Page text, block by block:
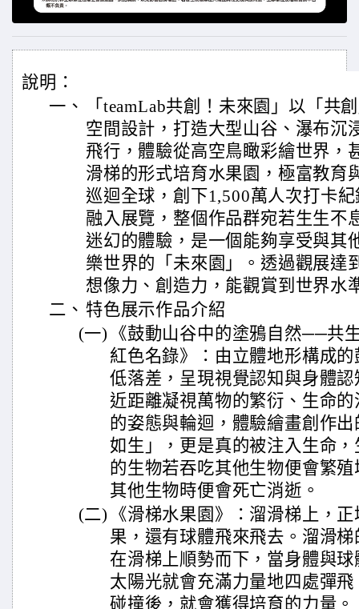
說明：
一、
「teamLab共創！未來園」以「共
空間設計，打造大型山谷、瀑布沉
飛行，體驗從高空鳥瞰彩繪世界，
滑梯的形式培育水果園，極富教育
巡迴全球，創下1,500萬人次打卡
融入展覽，整個作品群宛若生生不
迷幻的體驗，是一個能夠享受與其
樂世界的「未來園」。透過觀展達
想像力、創造力，能觀賞到世界水
二、 特色展示作品介紹
(一)
《鼓動山谷中的塗鴉自然──共
紅色名錄》：由立體地形構成
低落差，呈現視覺認知與身體
近距離凝視萬物的繁衍、生命
的姿態與輪迴，體驗繪畫創作
如生」，更是真的被注入生命
的生物若吞吃其他生物便會繁
其他生物時便會死亡消逝。
(二)
《滑梯水果園》：溜滑梯上，
果，還有球體飛來飛去。溜滑
在滑梯上順勢而下，當身體與
太陽光就會充滿力量地四處彈
碰撞後，就會獲得培育的力量。